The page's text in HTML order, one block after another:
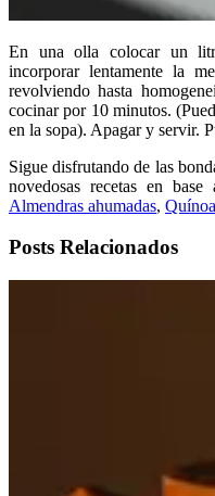
En una olla colocar un
incorporar lentamente la
revolviendo hasta
cocinar por 10 minutos.
en la sopa). Apagar y servir.
Sigue disfrutando de las
novedosas recetas en
Almendras ahumadas,
Posts Relacionados